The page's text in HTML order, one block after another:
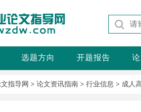
选题方向 开题报告
指导网 > 论文资讯指南 > 行业信息 > 成人